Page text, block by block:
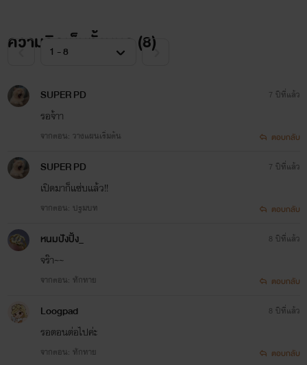
ความคิดเห็นทั้งหมด (8)
SUPER PD
รอจ้าา
จากตอน: วางแผนเริ่มต้น
7 ปีที่แล้ว
ตอบกลับ
SUPER PD
เปิดมาก็เเซ่บเเล้ว!!
จากตอน: ปฐมบท
7 ปีที่แล้ว
ตอบกลับ
หนมปังปิ้ง_
จร๊า~~
จากตอน: ทักทาย
8 ปีที่แล้ว
ตอบกลับ
Loogpad
รอตอนต่อไปค่ะ
จากตอน: ทักทาย
8 ปีที่แล้ว
ตอบกลับ